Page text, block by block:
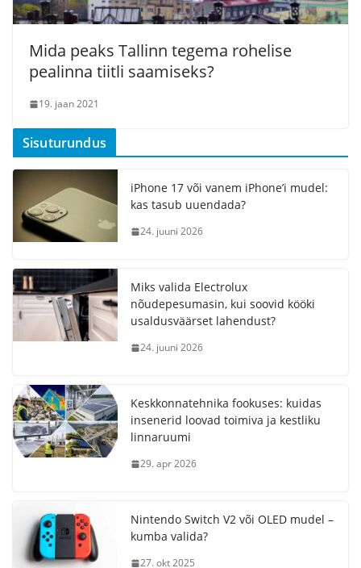
Mida peaks Tallinn tegema rohelise
pealinna tiitli saamiseks?
19. jaan 2021
Sisuturundus
iPhone 17 või vanem iPhone’i mudel:
kas tasub uuendada?
24. juuni 2026
Miks valida Electrolux
nõudepesumasin, kui soovid kööki
usaldusväärset lahendust?
24. juuni 2026
Keskkonnatehnika fookuses: kuidas
insenerid loovad toimiva ja kestliku
linnaruumi
29. apr 2026
Nintendo Switch V2 või OLED mudel –
kumba valida?
27. okt 2025